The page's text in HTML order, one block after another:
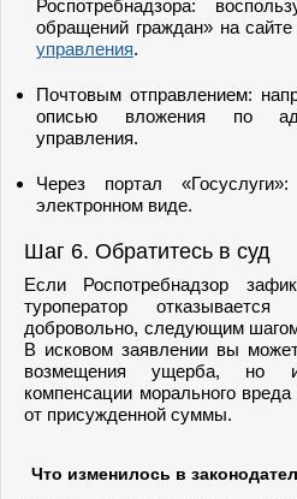
Роспотребнадзора:
обращений граждан» на
управления.
Почтовым отправлением:
описью вложения по
управления.
Через портал
электронном виде.
Шаг 6. Обратитесь в суд
Если Роспотребнадзор
туроператор отказывается
добровольно, следующим
В исковом заявлении вы
возмещения ущерба, но
компенсации морального
от присужденной суммы.
Что изменилось в